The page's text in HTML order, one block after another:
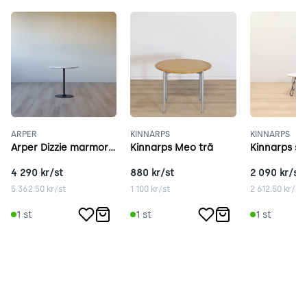
ARPER
Arper Dizzie marmor 47 cm vit
4 290 kr/st
5 362.50 kr/st
1 st
KINNARPS
Kinnarps Meo trä
880 kr/st
1 100 kr/st
1 st
KINNARPS
2 090 kr/st
2 612.50kr/st
1 st